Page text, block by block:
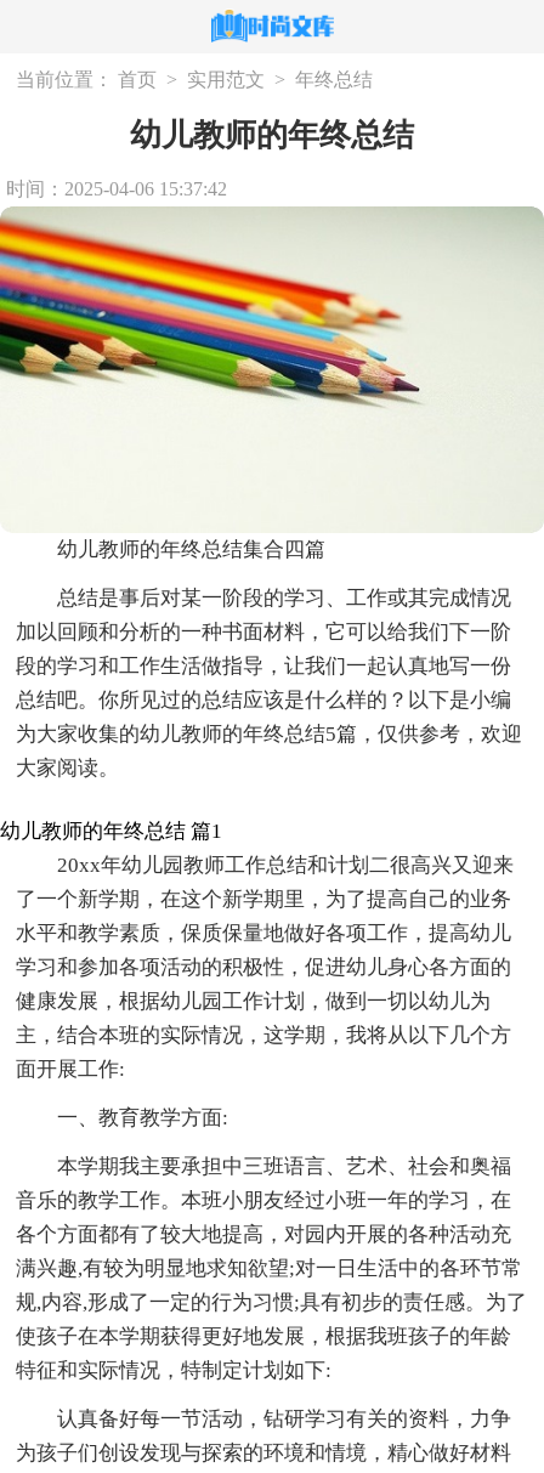
当前位置： 首页 > 实用范文 > 年终总结
幼儿教师的年终总结
时间：2025-04-06 15:37:42
幼儿教师的年终总结集合四篇
总结是事后对某一阶段的学习、工作或其完成情况
加以回顾和分析的一种书面材料，它可以给我们下一阶
段的学习和工作生活做指导，让我们一起认真地写一份
总结吧。你所见过的总结应该是什么样的？以下是小编
为大家收集的幼儿教师的年终总结5篇，仅供参考，欢迎
大家阅读。
幼儿教师的年终总结 篇1
20xx年幼儿园教师工作总结和计划二很高兴又迎来
了一个新学期，在这个新学期里，为了提高自己的业务
水平和教学素质，保质保量地做好各项工作，提高幼儿
学习和参加各项活动的积极性，促进幼儿身心各方面的
健康发展，根据幼儿园工作计划，做到一切以幼儿为
主，结合本班的实际情况，这学期，我将从以下几个方
面开展工作:
一、教育教学方面:
本学期我主要承担中三班语言、艺术、社会和奥福
音乐的教学工作。本班小朋友经过小班一年的学习，在
各个方面都有了较大地提高，对园内开展的各种活动充
满兴趣,有较为明显地求知欲望;对一日生活中的各环节常
规,内容,形成了一定的行为习惯;具有初步的责任感。为了
使孩子在本学期获得更好地发展，根据我班孩子的年龄
特征和实际情况，特制定计划如下:
认真备好每一节活动，钻研学习有关的资料，力争
为孩子们创设发现与探索的环境和情境，精心做好材料